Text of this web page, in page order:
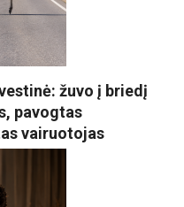
žuvo į briedį
pavogtas
vairuotojas